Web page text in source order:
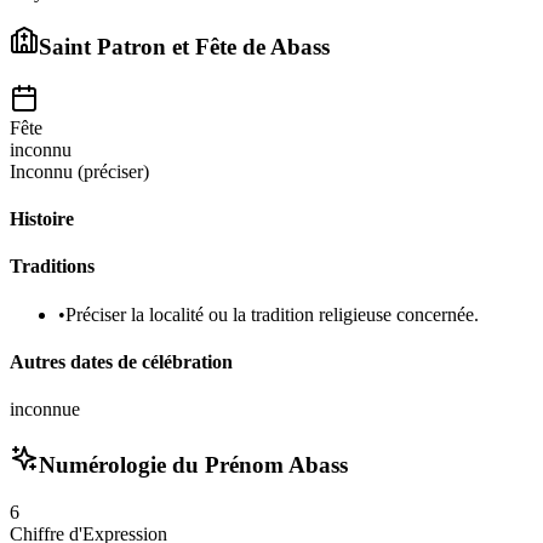
Saint Patron et Fête deAbass
Fête
inconnu
Inconnu (préciser)
Histoire
Traditions
•Préciser la localité ou la tradition religieuse concernée.
Autres dates de célébration
inconnue
Numérologie du Prénom Abass
6
Chiffre d'Expression